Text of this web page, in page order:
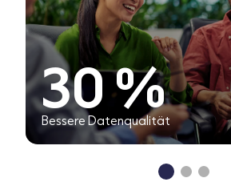
10-15 %
mehr gebuchte Meetings